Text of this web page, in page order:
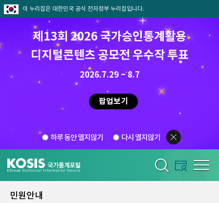
이 누리집은 대한민국 공식 전자정부 누리집입니다.
제13회 2026 국가승인통계활용
디지털콘텐츠 공모전 우수작 투표
2026.7.29 ~ 8.7
팝업보기
하루 동안 열지않기 다시 열지않기
민원안내